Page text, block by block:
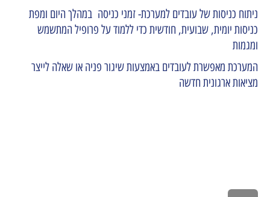
ניתוח כניסות של עובדים למערכת- זמני כניסה במהלך היום ומפת
כניסות יומית, שבועית, חודשית כדי ללמוד על פרופיל המתשמש
ומגמות
המערכת מאפשרת לעובדים באמצעות שיגור פניה או שאלה לייצר
מציאות ארגונית חדשה